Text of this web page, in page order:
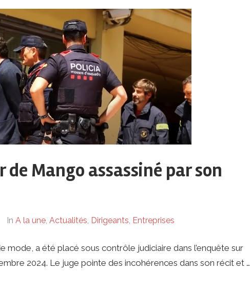
Mango assassiné par son
In A la une, Actualités, Dirigeants, Entreprises
mode, a été placé sous contrôle judiciaire dans l’enquête sur
2024. Le juge pointe des incohérences dans son récit et …